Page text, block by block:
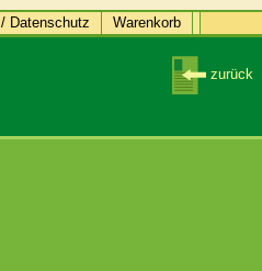
Datenschutz Warenkorb
zurück